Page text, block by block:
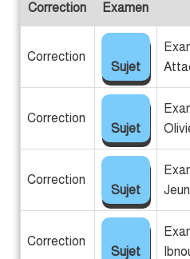
Examen
Correction
Sujet
Correction
Sujet
Correction
Sujet
Correction
Sujet
Correction